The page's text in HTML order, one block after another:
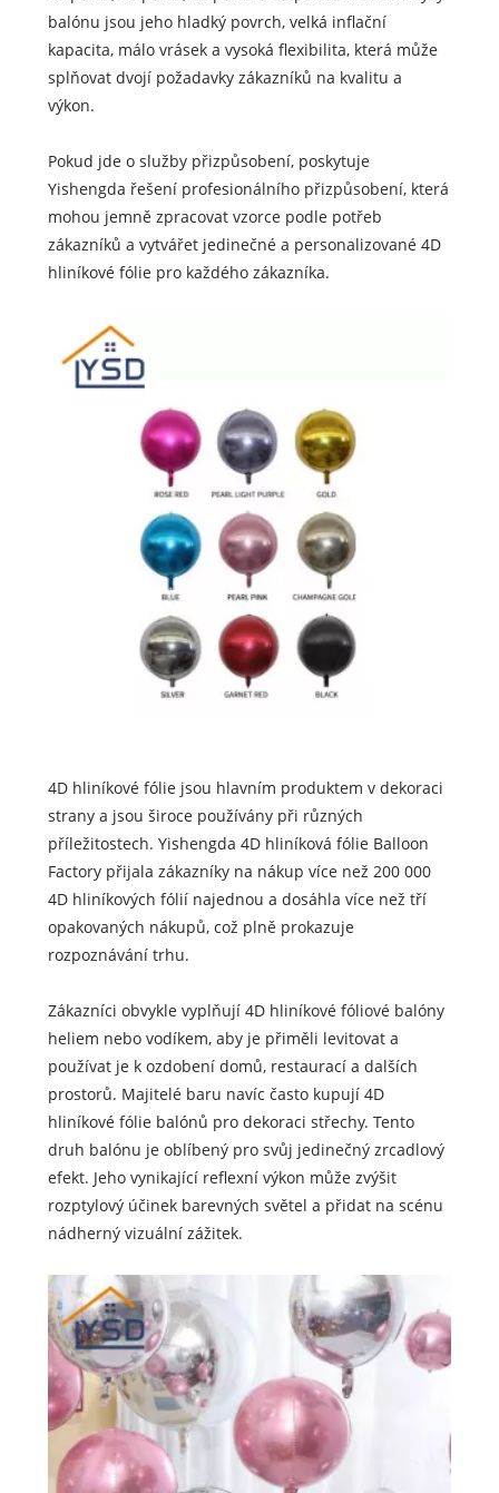
balónu jsou jeho hladký povrch, velká inflační
kapacita, málo vrásek a vysoká flexibilita, která může
splňovat dvojí požadavky zákazníků na kvalitu a
výkon.
Pokud jde o služby přizpůsobení, poskytuje
Yishengda řešení profesionálního přizpůsobení, která
mohou jemně zpracovat vzorce podle potřeb
zákazníků a vytvářet jedinečné a personalizované 4D
hliníkové fólie pro každého zákazníka.
4D hliníkové fólie jsou hlavním produktem v dekoraci
strany a jsou široce používány při různých
příležitostech. Yishengda 4D hliníková fólie Balloon
Factory přijala zákazníky na nákup více než 200 000
4D hliníkových fólií najednou a dosáhla více než tří
opakovaných nákupů, což plně prokazuje
rozpoznávání trhu.
Zákazníci obvykle vyplňují 4D hliníkové fóliové balóny
heliem nebo vodíkem, aby je přiměli levitovat a
používat je k ozdobení domů, restaurací a dalších
prostorů. Majitelé baru navíc často kupují 4D
hliníkové fólie balónů pro dekoraci střechy. Tento
druh balónu je oblíbený pro svůj jedinečný zrcadlový
efekt. Jeho vynikající reflexní výkon může zvýšit
rozptylový účinek barevných světel a přidat na scénu
nádherný vizuální zážitek.